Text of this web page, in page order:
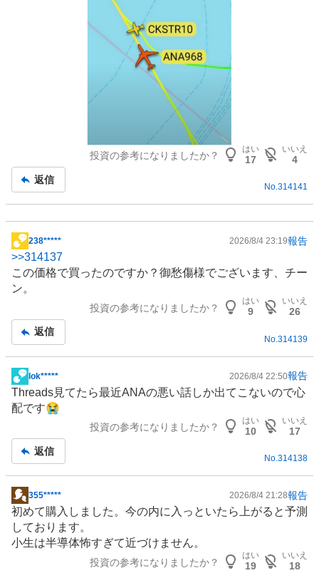
投資の参考になりましたか？
はい
17
いいえ
4
返信
No.314141
掲
示
板
記
238***** 2026/8/4 23:19報告
>>314137
この価格で買ったのですか？御愁傷様でございます、チー
ン。
投資の参考になりましたか？
はい
9
いいえ
26
返信
No.314139
掲
示
板
lok***** 2026/8/4 22:50報告
Threads見てたら最近ANAの悪い話しか出てこないので心
配です😭
投資の参考になりましたか？
はい
10
いいえ
17
返信
No.314138
掲
示
板
記
355***** 2026/8/4 21:28報告
初めて購入しました。今の内に入っといたら上がると予測
しております。
小生は半導体怖すぎて近づけません。
投資の参考になりましたか？
はい
19
いいえ
18